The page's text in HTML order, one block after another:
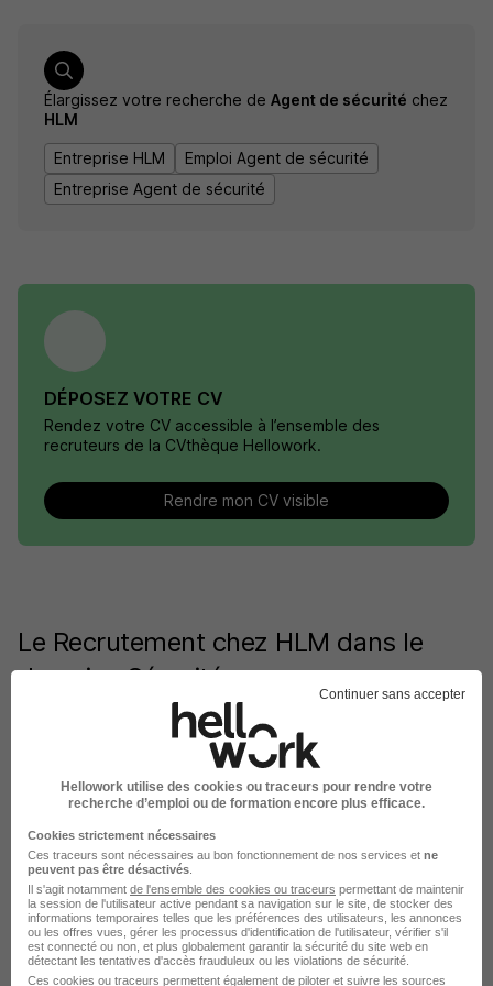
Élargissez votre recherche de Agent de sécurité chez
HLM
Entreprise HLM
Emploi Agent de sécurité
Entreprise Agent de sécurité
DÉPOSEZ VOTRE CV
Rendez votre CV accessible à l’ensemble des
recruteurs de la CVthèque Hellowork.
Rendre mon CV visible
Le Recrutement chez HLM dans le
domaine Sécurité
HLM Gardien d'immeuble
HLM Responsable prévention sécurité
HLM Responsable prévention
HLM Gardien de propriété
HLM Chargé de la sécurité
Voir plus
Continuer sans accepter
Hellowork utilise des cookies ou traceurs pour rendre votre
recherche d’emploi ou de formation encore plus efficace.
Cookies strictement nécessaires
Ces traceurs sont nécessaires au bon fonctionnement de nos services et ne
peuvent pas être désactivés
Il s'agit notamment de l'ensemble des cookies ou traceurs permettant de maintenir
la session de l'utilisateur active pendant sa navigation sur le site, de stocker des
informations temporaires telles que les préférences des utilisateurs, les annonces
ou les offres vues, gérer les processus d'identification de l'utilisateur, vérifier s'il
est connecté ou non, et plus globalement garantir la sécurité du site web en
détectant les tentatives d'accès frauduleux ou les violations de sécurité.
Ces cookies ou traceurs permettent également de piloter et suivre les sources